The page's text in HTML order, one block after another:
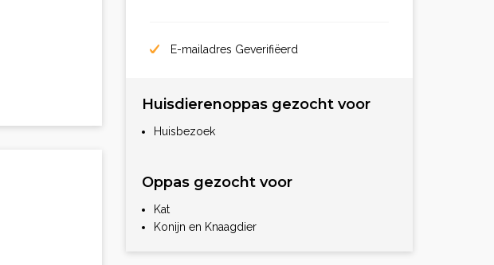
E-mailadres Geverifiëerd
Huisdierenoppas gezocht voor
Huisbezoek
Oppas gezocht voor
Kat
Konijn en Knaagdier